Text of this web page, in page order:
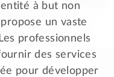
à but non
un vaste
professionnels
des services
pour développer